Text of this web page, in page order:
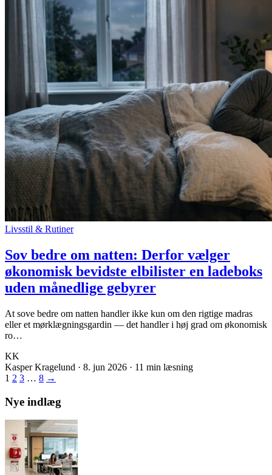
Livsstil & Rutiner
Sov bedre om natten: Derfor vælger
økonomisk bevidste elbilister en ladeboks
uden månedlige gebyrer
At sove bedre om natten handler ikke kun om den rigtige madras
eller et mørklægningsgardin — det handler i høj grad om økonomisk
ro…
KK
Kasper Kragelund · 8. jun 2026 · 11 min læsning
1 2 3 … 8 →
Nye indlæg